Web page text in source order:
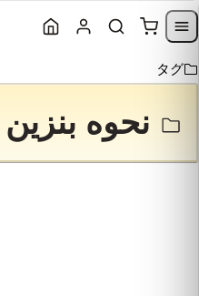
Skip to navigation
タグ
نحوه